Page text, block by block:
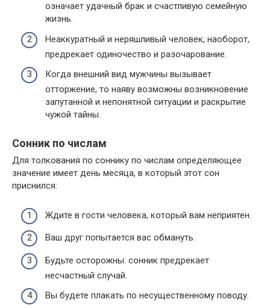
означает удачный брак и счастливую семейную
жизнь.
Неаккуратный и неряшливый человек, наоборот,
предрекает одиночество и разочарование.
Когда внешний вид мужчины вызывает
отторжение, то наяву возможны возникновение
запутанной и непонятной ситуации и раскрытие
чужой тайны.
Сонник по числам
Для толкования по соннику по числам определяющее
значение имеет день месяца, в который этот сон
приснился:
Ждите в гости человека, который вам неприятен.
Ваш друг попытается вас обмануть.
Будьте осторожны: сонник предрекает
несчастный случай.
Вы будете плакать по несущественному поводу.